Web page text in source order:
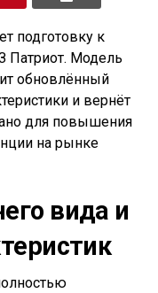
подготовку к
Патриот. Модель
обновлённый
и вернёт
для повышения
на рынке
вида и